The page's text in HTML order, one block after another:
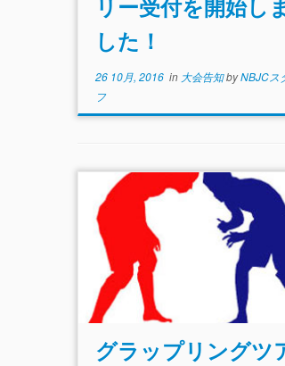
リー受付を開始し
した！
26 10月, 2016 in 大会告知byNBJCス
フ
グラップリングツ